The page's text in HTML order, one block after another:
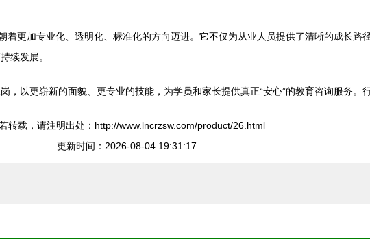
着更加专业化、透明化、标准化的方向迈进。它不仅为从业人员提供了清晰的成长路
续发展。
以更崭新的面貌、更专业的技能，为学员和家长提供真正“安心”的教育咨询服务。
转载，请注明出处：http://www.lncrzsw.com/product/26.html
更新时间：2026-08-04 19:31:17